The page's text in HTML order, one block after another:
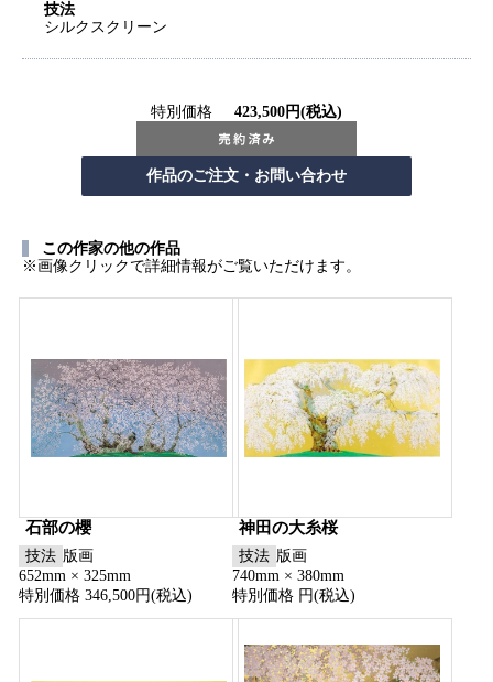
技法
シルクスクリーン
特別価格 423,500円(税込)
この作家の他の作品
※画像クリックで詳細情報がご覧いただけます。
石部の櫻
技法 版画
652mm × 325mm
特別価格 346,500円(税込)
神田の大糸桜
技法 版画
740mm × 380mm
特別価格 円(税込)